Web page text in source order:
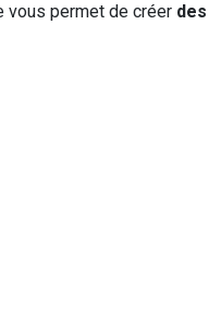
vous permet de créer des